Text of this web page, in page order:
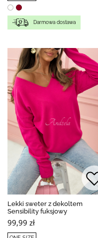
Darmowa dostawa
Lekki sweter z dekoltem
Sensibility fuksjowy
99,99 zł